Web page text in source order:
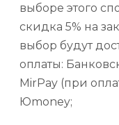
выборе этого
скидка 5% на
выбор будут
оплаты:
MirPay (при
Юmoney;